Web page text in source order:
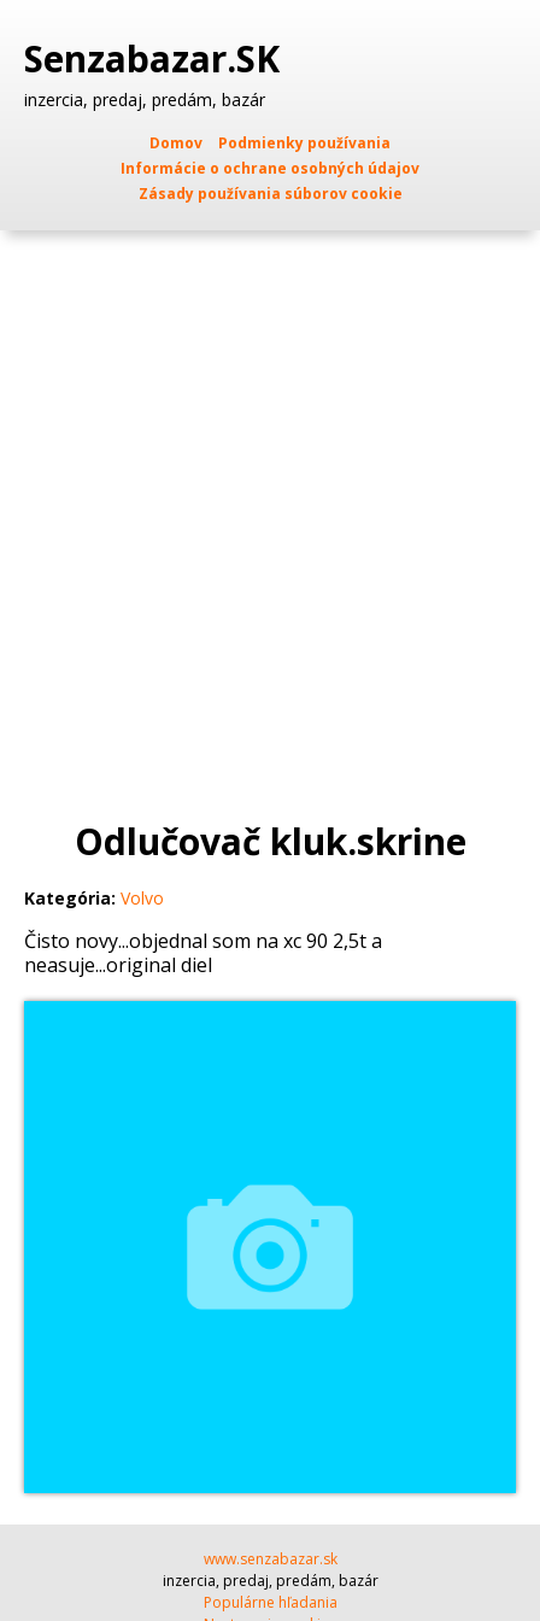
Senzabazar.SK
inzercia, predaj, predám, bazár
Domov
Podmienky používania
Informácie o ochrane osobných údajov
Zásady používania súborov cookie
Odlučovač kluk.skrine
Kategória: Volvo
Čisto novy...objednal som na xc 90 2,5t a
neasuje...original diel
www.senzabazar.sk
inzercia, predaj, predám, bazár
Populárne hľadania